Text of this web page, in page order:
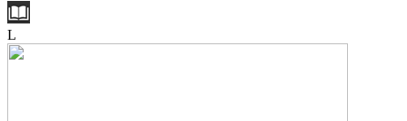
L